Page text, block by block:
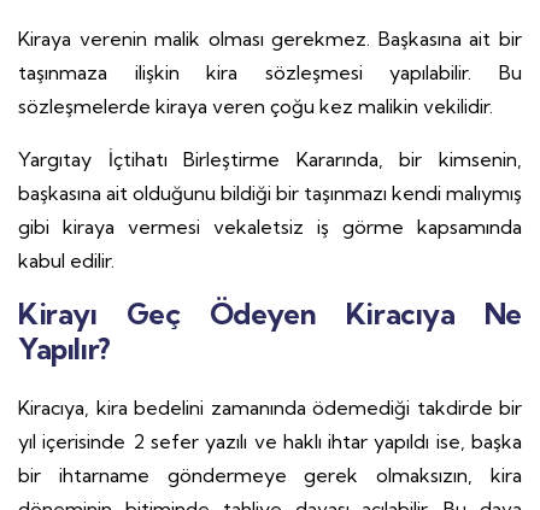
Kiraya verenin malik olması gerekmez. Başkasına ait bir
taşınmaza ilişkin kira sözleşmesi yapılabilir. Bu
sözleşmelerde kiraya veren çoğu kez malikin vekilidir.
Yargıtay İçtihatı Birleştirme Kararında, bir kimsenin,
başkasına ait olduğunu bildiği bir taşınmazı kendi malıymış
gibi kiraya vermesi vekaletsiz iş görme kapsamında
kabul edilir.
Kirayı Geç Ödeyen Kiracıya Ne
Yapılır?
Kiracıya, kira bedelini zamanında ödemediği takdirde bir
yıl içerisinde 2 sefer yazılı ve haklı ihtar yapıldı ise, başka
bir ihtarname göndermeye gerek olmaksızın, kira